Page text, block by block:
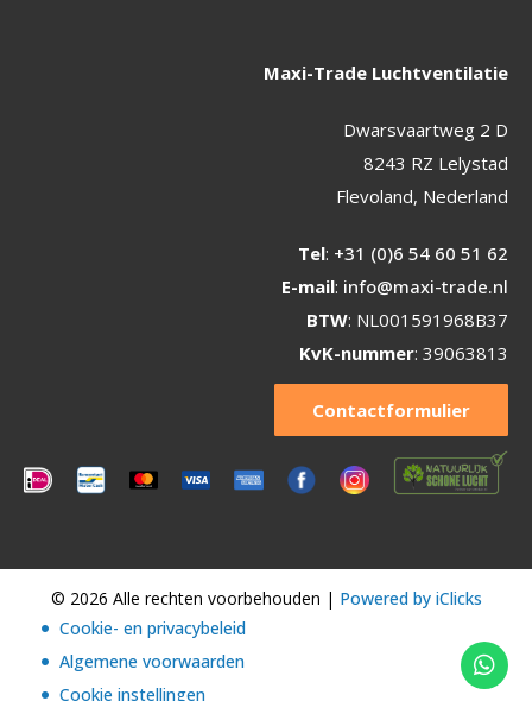
Maxi-Trade Luchtventilatie
Dwarsvaartweg 2 D
8243 RZ Lelystad
Flevoland, Nederland
Tel: +31 (0)6 54 60 51 62
E-mail: info@maxi-trade.nl
BTW: NL001591968B37
KvK-nummer: 39063813
Contactformulier
© 2026 Alle rechten voorbehouden | Powered by iClicks
Cookie- en privacybeleid
Algemene voorwaarden
Cookie instellingen